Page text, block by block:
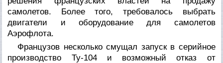
самолетов. Более того, требовалось выбрать
двигатели и оборудование для самолетов
Аэрофлота.
Французов несколько смущал запуск в серийное
производство Ту-104 и возможный отказ от